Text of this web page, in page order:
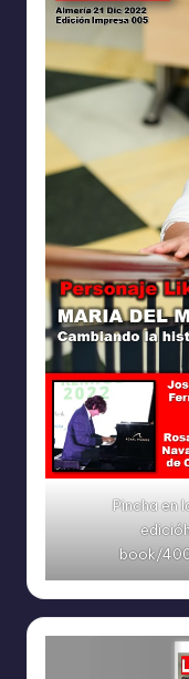
Pincha en
book/